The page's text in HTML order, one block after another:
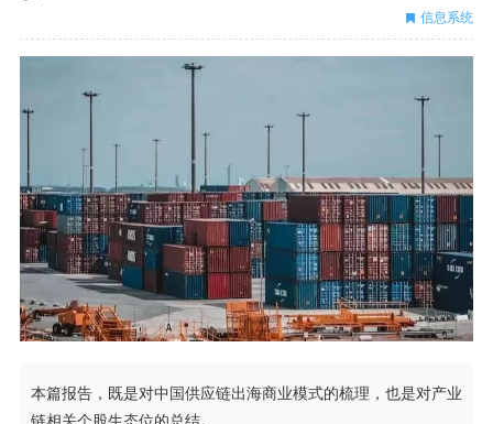
信息系统
本篇报告，既是对中国供应链出海商业模式的梳理，也是对产业